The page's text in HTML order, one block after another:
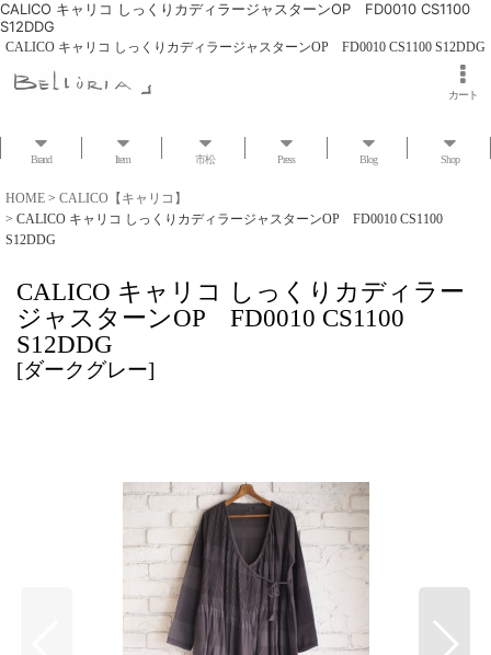
CALICO キャリコ しっくりカディラージャスターンOP FD0010 CS1100
S12DDG
CALICO キャリコ しっくりカディラージャスターンOP FD0010 CS1100 S12DDG
カート
Brand Item 市松 Press Blog Shop
HOME > CALICO【キャリコ】
> CALICO キャリコ しっくりカディラージャスターンOP FD0010 CS1100
S12DDG
CALICO キャリコ しっくりカディラー
ジャスターンOP FD0010 CS1100
S12DDG
[ダークグレー]